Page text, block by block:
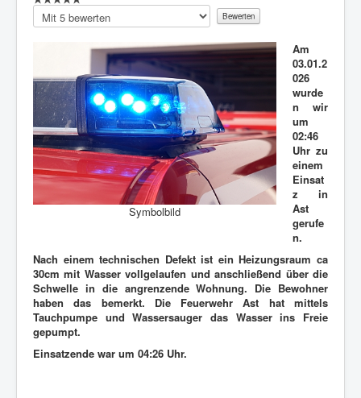
Bitte
bewerten
Symbolbild
Am
03.01.2
026
wurde
n wir
um
02:46
Uhr zu
einem
Einsat
z in
Ast
gerufe
n.
Nach einem technischen Defekt ist ein Heizungsraum ca
30cm mit Wasser vollgelaufen und anschließend über die
Schwelle in die angrenzende Wohnung. Die Bewohner
haben das bemerkt. Die Feuerwehr Ast hat mittels
Tauchpumpe und Wassersauger das Wasser ins Freie
gepumpt.
Einsatzende war um 04:26 Uhr.